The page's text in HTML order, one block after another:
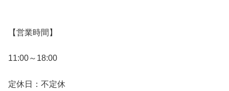
【営業時間】
11:00～18:00
定休日：不定休